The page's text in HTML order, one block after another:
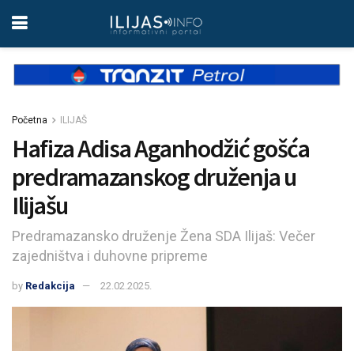
Početna ILIJAŠ
Hafiza Adisa Aganhodžić gošća
predramazanskog druženja u
Ilijašu
Predramazansko druženje Žena SDA Ilijaš: Večer
zajedništva i duhovne pripreme
by Redakcija 22.02.2025.